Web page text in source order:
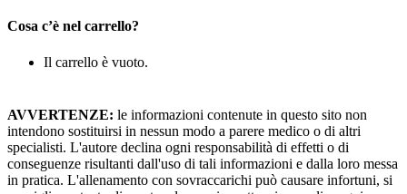
Cosa c’è nel carrello?
Il carrello è vuoto.
AVVERTENZE: le informazioni contenute in questo sito non
intendono sostituirsi in nessun modo a parere medico o di altri
specialisti. L'autore declina ogni responsabilità di effetti o di
conseguenze risultanti dall'uso di tali informazioni e dalla loro messa
in pratica. L'allenamento con sovraccarichi può causare infortuni, si